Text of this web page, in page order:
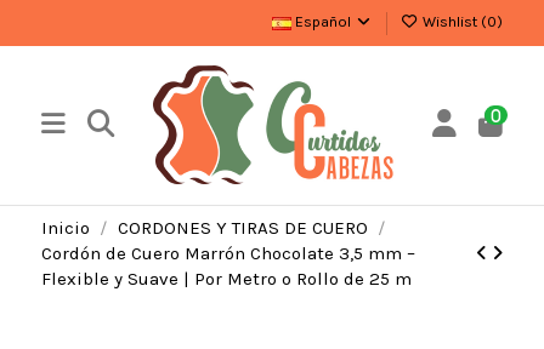
Español Wishlist (0)
0
Inicio
CORDONES Y TIRAS DE CUERO
Cordón de Cuero Marrón Chocolate 3,5 mm –
Flexible y Suave | Por Metro o Rollo de 25 m